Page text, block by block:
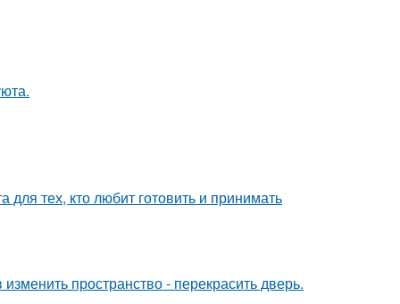
тех, кто любит готовить и принимать
пространство - перекрасить дверь.